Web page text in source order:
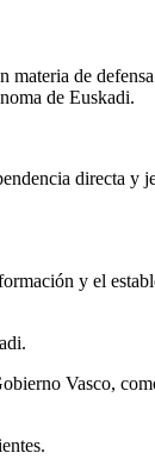
de
de Euskadi.
directa y
y el
Vasco,